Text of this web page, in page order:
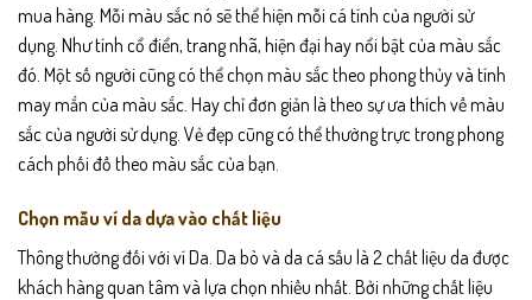
mua hàng. Mỗi màu sắc nó sẽ thể hiện mỗi cá tính của người sử
dụng. Như tính cổ điển, trang nhã, hiện đại hay nổi bật của màu sắc
đó. Một số người cũng có thể chọn màu sắc theo phong thủy và tính
may mắn của màu sắc. Hay chỉ đơn giản là theo sự ưa thích về màu
sắc của người sử dụng. Vẻ đẹp cũng có thể thường trực trong phong
cách phối đồ theo màu sắc của bạn.
Chọn mẫu ví da dựa vào chất liệu
Thông thường đối với ví Da. Da bò và da cá sấu là 2 chất liệu da được
khách hàng quan tâm và lựa chọn nhiều nhất. Bởi những chất liệu